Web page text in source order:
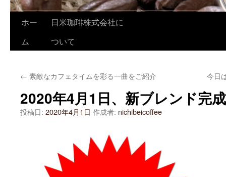
コ
ン
ツ
へ
ホー
ム
日米珈琲株式会社に
ついて
← 素敵なカフェタイムを彩る一曲をご紹介 今日
2020年4月1日、新ブレンド完
投稿日: 2020年4月1日 作成者: nichibeicoffee